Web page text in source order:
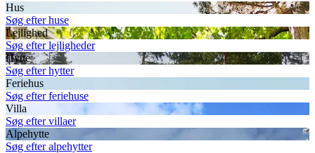
Hus
Søg efter huse
Lejlighed
Søg efter lejligheder
Hytte
Søg efter hytter
Feriehus
Søg efter feriehuse
Villa
Søg efter villaer
Alpehytte
Søg efter alpehytter